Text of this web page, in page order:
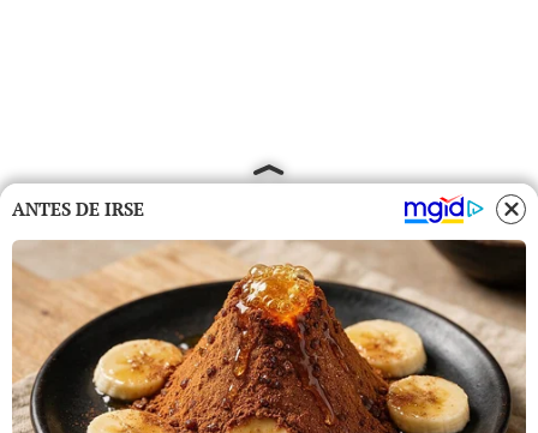
ANTES DE IRSE